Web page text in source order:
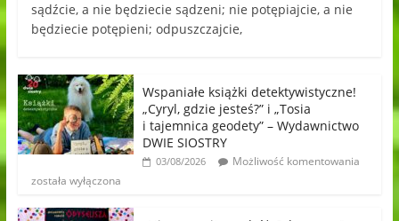
sądźcie, a nie będziecie sądzeni; nie potępiajcie, a nie
będziecie potępieni; odpuszczajcie,
Wspaniałe książki detektywistyczne!
„Cyryl, gdzie jesteś?” i „Tosia
i tajemnica geodety” – Wydawnictwo
DWIE SIOSTRY
03/08/2026
Możliwość komentowania
została wyłączona